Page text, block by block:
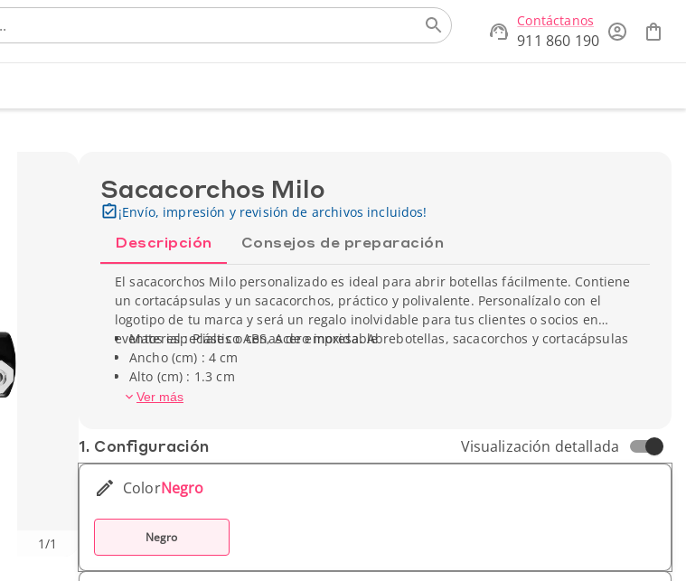
Contáctanos
911 860 190
1/1
Sacacorchos Milo
¡Envío, impresión y revisión de archivos incluidos!
Descripción Consejos de preparación
El sacacorchos Milo personalizado es ideal para abrir botellas fácilmente. Contiene
un cortacápsulas y un sacacorchos, práctico y polivalente. Personalízalo con el
logotipo de tu marca y será un regalo inolvidable para tus clientes o socios en
eventos especiales o cenas de empresa. Abrebotellas, sacacorchos y cortacápsulas
Material : Plástico ABS, Acero inoxidable
Ancho (cm) : 4 cm
Alto (cm) : 1.3 cm
Profundidad : 13.5 cm
Ver más
1. Conf­iguración Visualización detallada
ColorNegro
Negro